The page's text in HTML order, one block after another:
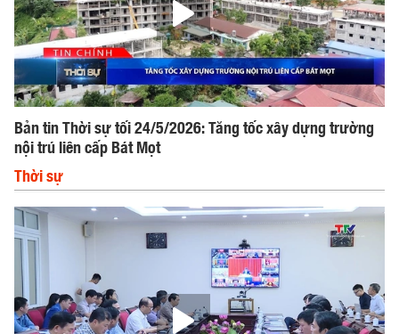
Bản tin Thời sự tối 24/5/2026: Tăng tốc xây dựng trường
nội trú liên cấp Bát Mọt
Thời sự